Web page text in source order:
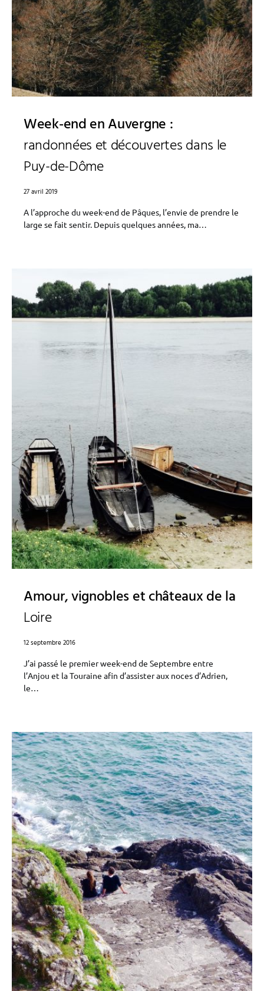
Week-end en Auvergne :
randonnées et découvertes dans le
Puy-de-Dôme
27 avril 2019
A l’approche du week-end de Pâques, l’envie de prendre le
large se fait sentir. Depuis quelques années, ma…
Amour, vignobles et châteaux de la
Loire
12 septembre 2016
J’ai passé le premier week-end de Septembre entre
l’Anjou et la Touraine afin d’assister aux noces d’Adrien,
le…